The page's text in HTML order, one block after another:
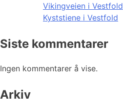
Vikingveien i Vestfold
Kyststiene i Vestfold
Siste kommentarer
Ingen kommentarer å vise.
Arkiv